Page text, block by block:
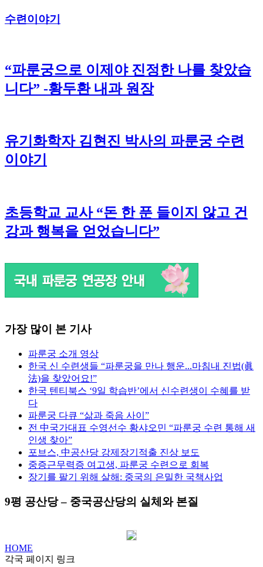
수련이야기
“파룬궁으로 이제야 진정한 나를 찾았습
니다” -황두환 내과 원장
유기화학자 김현진 박사의 파룬궁 수련
이야기
초등학교 교사 “돈 한 푼 들이지 않고 건
강과 행복을 얻었습니다”
가장 많이 본 기사
파룬궁 소개 영상
한국 신 수련생들 “파룬궁을 만나 행운...마침내 진법(眞
法)을 찾았어요!”
한국 텐티북스 ‘9일 학습반’에서 신수련생이 수혜를 받
다
파룬궁 다큐 “삶과 죽음 사이”
전 中국가대표 수영선수 황샤오민 “파룬궁 수련 통해 새
인생 찾아”
포브스, 中공산당 강제장기적출 진상 보도
중증근무력증 여고생, 파룬궁 수련으로 회복
장기를 팔기 위해 살해: 중국의 은밀한 국책사업
9평 공산당 – 중국공산당의 실체와 본질
HOME
각국 페이지 링크